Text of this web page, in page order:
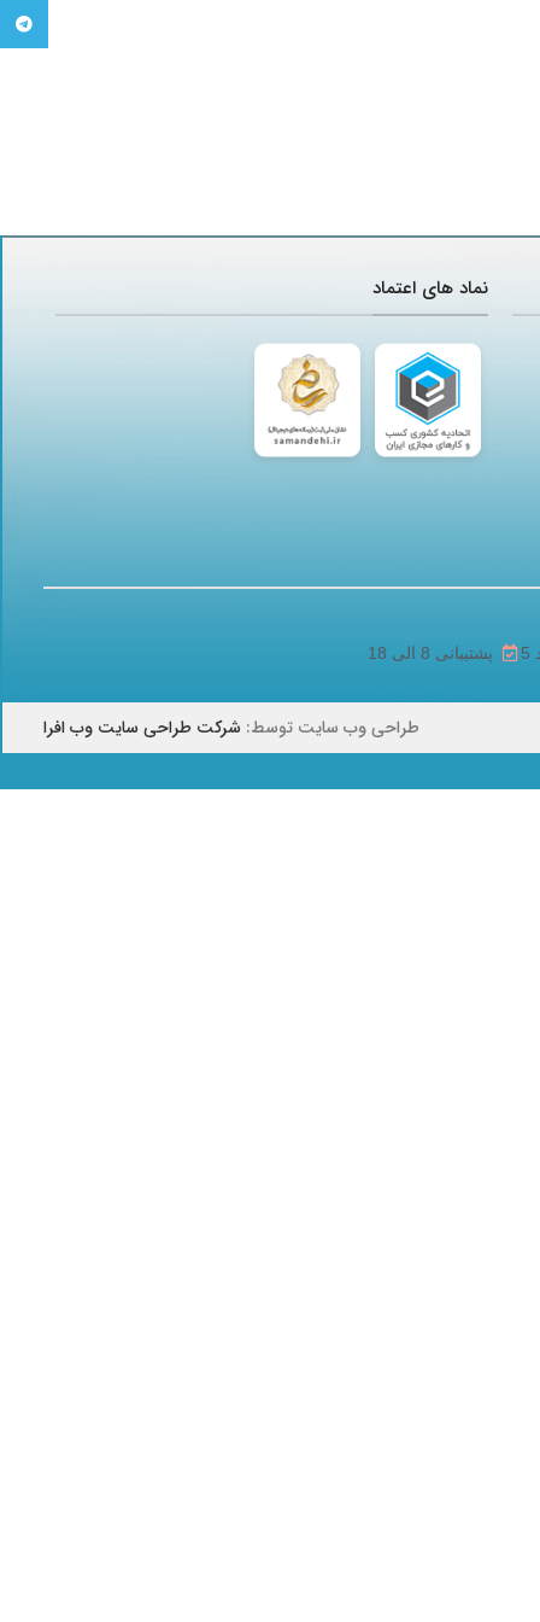
نماد های اعتماد
پشتیبانی 8 الی 18
طراحی وب سایت توسط: شرکت طراحی سایت وب افرا
تلگرام